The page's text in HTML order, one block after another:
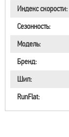
Индекс скорости:
Сезонность:
Модель:
Бренд:
Шип:
RunFlat: